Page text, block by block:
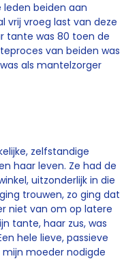
beiden aan
vrij vroeg last van deze
tante was 80 toen de
van beiden was
als mantelzorger
zelfstandige
haar leven. Ze had de
uitzonderlijk in die
trouwen, zo ging dat
niet van om op latere
tante, haar zus, was
hele lieve, passieve
mijn moeder nodigde